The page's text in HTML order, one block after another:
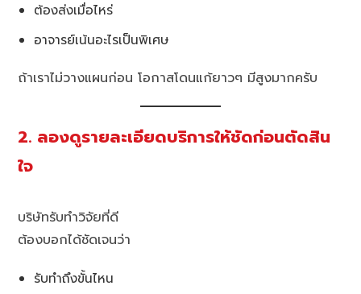
ต้องส่งเมื่อไหร่
อาจารย์เน้นอะไรเป็นพิเศษ
ถ้าเราไม่วางแผนก่อน โอกาสโดนแก้ยาวๆ มีสูงมากครับ
2. ลองดูรายละเอียดบริการให้ชัดก่อนตัดสิน
ใจ
บริษัทรับทำวิจัยที่ดี
ต้องบอกได้ชัดเจนว่า
รับทำถึงขั้นไหน